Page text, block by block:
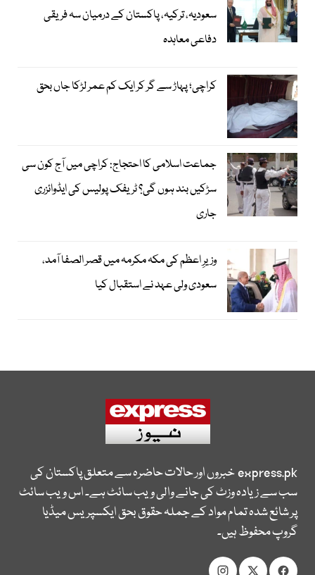
سعودیہ، ترکیہ، پاکستان کے درمیان سہ فریقی
دفاعی معاہدہ
کراچی؛ پہاڑ سے گر کر ایک کم عمر لڑکا جاں بحق
جماعت اسلامی کا احتجاج: کراچی میں آج کون سی
سڑکیں بند ہوں گی؟ ٹریفک پولیس کی ایڈوائزری
جاری
وزیرِ اعظم کی مکہ مکرمہ میں قصر الصفا آمد،
سعودی ولی عہد نے استقبال کیا
express.pkخبروں اور حالات حاضرہ سے متعلق پاکستان کی
سب سے زیادہ وزٹ کی جانے والی ویب سائٹ ہے۔ اس ویب سائٹ
پر شائع شدہ تمام مواد کے جملہ حقوق بحق ایکسپریس میڈیا
گروپ محفوظ ہیں۔